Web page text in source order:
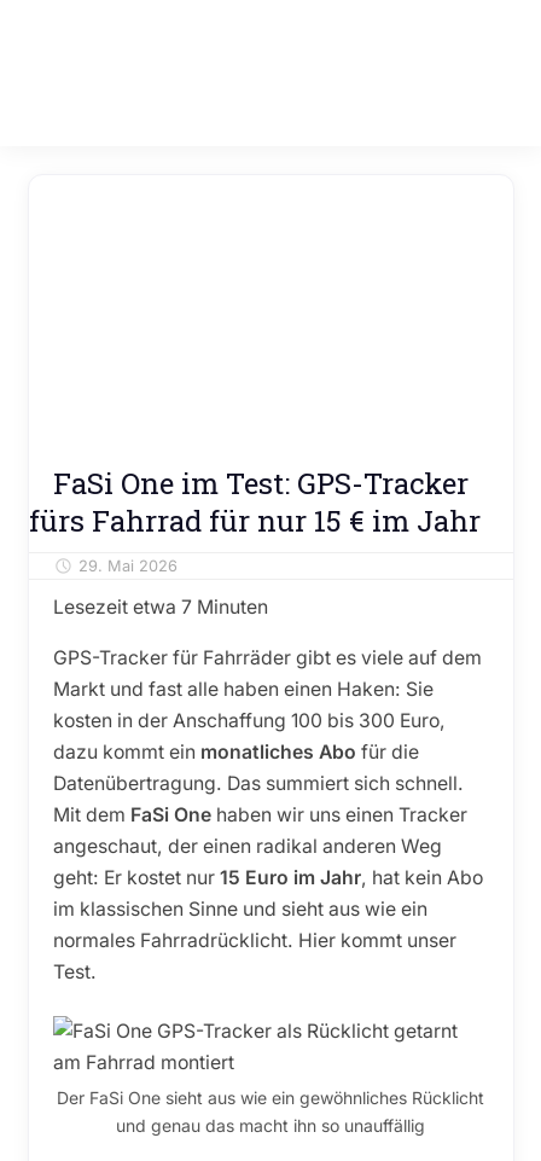
Bike
Tests
FaSi One im Test: GPS-Tracker
fürs Fahrrad für nur 15 € im Jahr
29. Mai 2026
Lesezeit etwa 7 Minuten
GPS-Tracker für Fahrräder gibt es viele auf dem
Markt und fast alle haben einen Haken: Sie
kosten in der Anschaffung 100 bis 300 Euro,
dazu kommt ein monatliches Abo für die
Datenübertragung. Das summiert sich schnell.
Mit dem FaSi Onehaben wir uns einen Tracker
angeschaut, der einen radikal anderen Weg
geht: Er kostet nur 15 Euro im Jahr, hat kein Abo
im klassischen Sinne und sieht aus wie ein
normales Fahrradrücklicht. Hier kommt unser
Test.
Der FaSi One sieht aus wie ein gewöhnliches Rücklicht
und genau das macht ihn so unauffällig